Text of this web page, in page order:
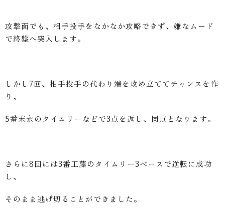
攻撃面でも、相手投手をなかなか攻略できず、嫌なムード
で終盤へ突入します。
しかし7回、相手投手の代わり端を攻め立ててチャンスを作
り、
5番末永のタイムリーなどで3点を返し、同点となります。
さらに8回には3番工藤のタイムリー3ベースで逆転に成功
し、
そのまま逃げ切ることができました。